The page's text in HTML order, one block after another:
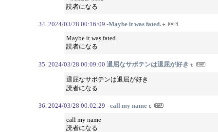
読者になる
2024/03/28 00:16:09 -Maybe it was fated.
Maybe it was fated.
読者になる
2024/03/28 00:09:00 退屈なサボテンは退屈が好き
退屈なサボテンは退屈が好き
読者になる
2024/03/28 00:02:29 - call my name
call my name
読者になる